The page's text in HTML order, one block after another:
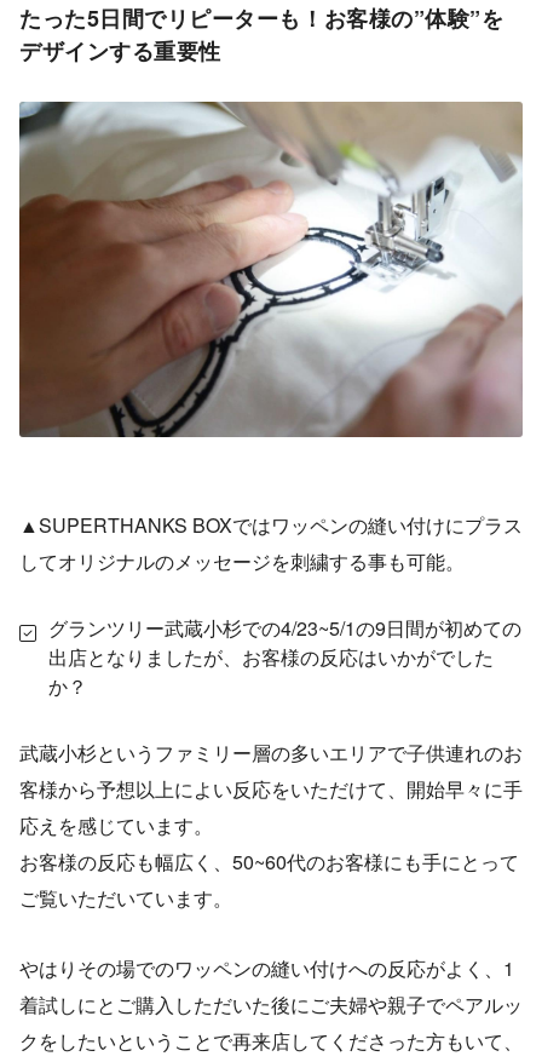
たった5日間でリピーターも！お客様の”体験”を
デザインする重要性
▲SUPERTHANKS BOXではワッペンの縫い付けにプラス
してオリジナルのメッセージを刺繍する事も可能。
グランツリー武蔵小杉での4/23~5/1の9日間が初めての
出店となりましたが、お客様の反応はいかがでした
か？
武蔵小杉というファミリー層の多いエリアで子供連れのお
客様から予想以上によい反応をいただけて、開始早々に手
応えを感じています。
お客様の反応も幅広く、50~60代のお客様にも手にとって
ご覧いただいています。
やはりその場でのワッペンの縫い付けへの反応がよく、1
着試しにとご購入しただいた後にご夫婦や親子でペアルッ
クをしたいということで再来店してくださった方もいて、